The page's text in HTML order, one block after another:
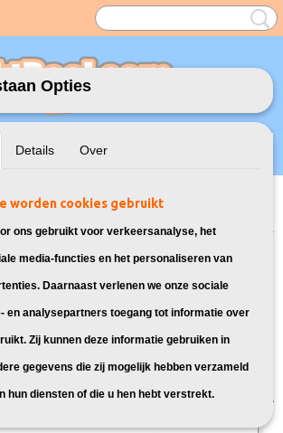
UW WINKELWAGEN
>EcoTank T664 Inkt voor Epson
alle inkt voor Epson
3600:
Opties
Details Over
worden cookies gebruikt
ons gebruikt voor verkeersanalyse, het
media-functies en het personaliseren van
Daarnaast verlenen we onze sociale
en analysepartners toegang tot informatie over
Zij kunnen deze informatie gebruiken in
gegevens die zij mogelijk hebben verzameld
hun diensten of die u hen hebt verstrekt.